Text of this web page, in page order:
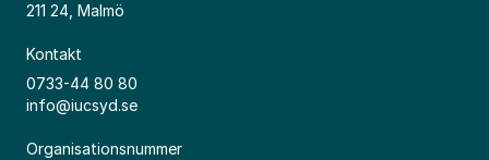
211 24, Malmö
Kontakt
0733-44 80 80
info@iucsyd.se
Organisationsnummer